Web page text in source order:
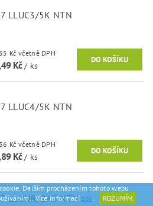
LLUC3/5K NTN
213,55 Kč včetně DPH
Kč/ ks
LLUC4/5K NTN
446,36 Kč včetně DPH
Kč/ ks
LLUNR/2AS NTN
Dalším procházením tohoto webu
Více informací zde. ROZUMÍM